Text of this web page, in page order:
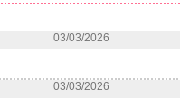
03/03/2026
03/03/2026